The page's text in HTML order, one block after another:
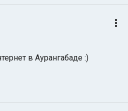
в Аурангабаде :)